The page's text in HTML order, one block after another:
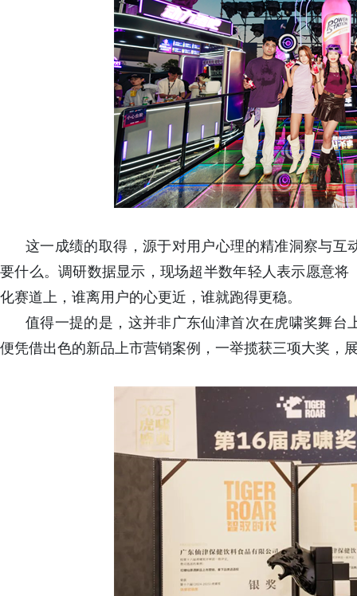
这一成绩的取得，源于对用户心理的精准洞察与
要什么。调研数据显示，现场超半数年轻人表示愿意
化赛道上，谁离用户的心更近，谁就跑得更稳。
值得一提的是，这并非广东仙津首次在虎啸奖舞
便凭借出色的新品上市营销案例，一举揽获三项大奖，